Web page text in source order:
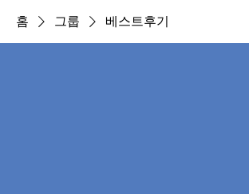
홈 그룹 베스트후기